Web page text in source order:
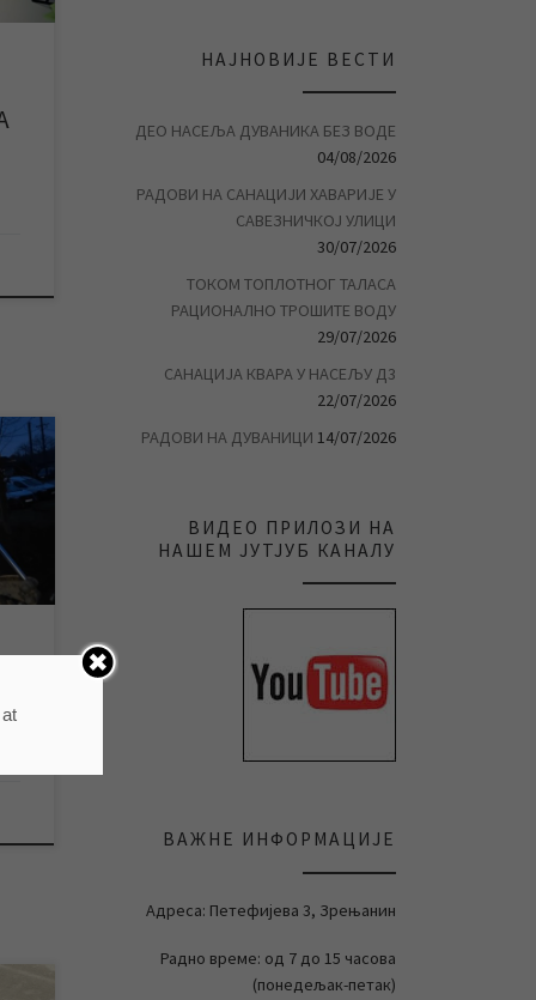
НАЈНОВИЈЕ ВЕСТИ
ДЕО НАСЕЉА ДУВАНИКА БЕЗ ВОДЕ
04/08/2026
РАДОВИ НА САНАЦИЈИ ХАВАРИЈЕ У
САВЕЗНИЧКОЈ УЛИЦИ
30/07/2026
ТОКОМ ТОПЛОТНОГ ТАЛАСА
РАЦИОНАЛНО ТРОШИТЕ ВОДУ
29/07/2026
САНАЦИЈА КВАРА У НАСЕЉУ Д3
22/07/2026
РАДОВИ НА ДУВАНИЦИ 14/07/2026
ВИДЕО ПРИЛОЗИ НА
НАШЕМ ЈУТЈУБ КАНАЛУ
ВАЖНЕ ИНФОРМАЦИЈЕ
Адреса: Петефијева 3, Зрењанин
Радно време: од 7 до 15 часова
(понедељак-петак)